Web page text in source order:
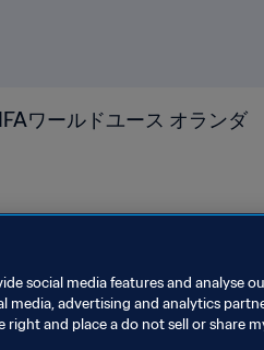
ワールドユース オランダ
social media features and analyse
advertising and analytics
and place a do not sell or share